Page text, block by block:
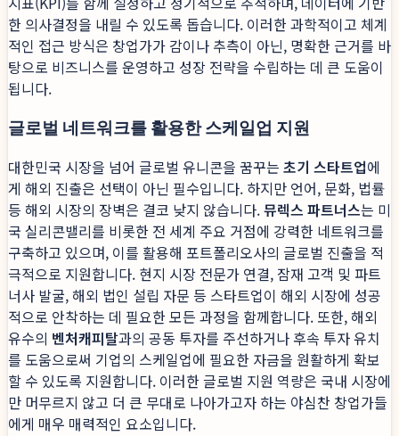
한 의사결정을 내릴 수 있도록 돕습니다. 이러한 과학적이고 체계
적인 접근 방식은 창업가가 감이나 추측이 아닌, 명확한 근거를 바
탕으로 비즈니스를 운영하고 성장 전략을 수립하는 데 큰 도움이
됩니다.
글로벌 네트워크를 활용한 스케일업 지원
대한민국 시장을 넘어 글로벌 유니콘을 꿈꾸는 초기 스타트업에
게 해외 진출은 선택이 아닌 필수입니다. 하지만 언어, 문화, 법률
등 해외 시장의 장벽은 결코 낮지 않습니다.뮤렉스 파트너스는 미
국 실리콘밸리를 비롯한 전 세계 주요 거점에 강력한 네트워크를
구축하고 있으며, 이를 활용해 포트폴리오사의 글로벌 진출을 적
극적으로 지원합니다. 현지 시장 전문가 연결, 잠재 고객 및 파트
너사 발굴, 해외 법인 설립 자문 등 스타트업이 해외 시장에 성공
적으로 안착하는 데 필요한 모든 과정을 함께합니다. 또한, 해외
유수의 벤처캐피탈과의 공동 투자를 주선하거나 후속 투자 유치
를 도움으로써 기업의 스케일업에 필요한 자금을 원활하게 확보
할 수 있도록 지원합니다. 이러한 글로벌 지원 역량은 국내 시장에
만 머무르지 않고 더 큰 무대로 나아가고자 하는 야심찬 창업가들
에게 매우 매력적인 요소입니다.